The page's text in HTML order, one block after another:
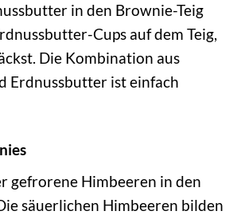
in den Brownie-Teig
Cups auf dem Teig,
Die Kombination aus
Erdnussbutter ist einfach
gefrorene Himbeeren in den
säuerlichen Himbeeren bilden